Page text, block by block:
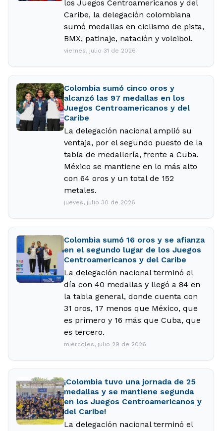
los Juegos Centroamericanos y del
Caribe, la delegación colombiana
sumó medallas en ciclismo de pista,
BMX, patinaje, natación y voleibol.
viernes, julio 31 de 2026
Colombia sumó cinco oros y
alcanzó las 97 medallas en los
Juegos Centroamericanos y del
Caribe
La delegación nacional amplió su
ventaja, por el segundo puesto de la
tabla de medallería, frente a Cuba.
México se mantiene en lo más alto
con 64 oros y un total de 152
metales.
jueves, julio 30 de 2026
Colombia sumó 16 oros y se afianza
en el segundo lugar de los Juegos
Centroamericanos y del Caribe
La delegación nacional terminó el
día con 40 medallas y llegó a 84 en
la tabla general, donde cuenta con
31 oros, 17 menos que México, que
es primero y 16 más que Cuba, que
es tercero.
miércoles, julio 29 de 2026
¡Colombia tuvo una jornada de 25
medallas y se mantiene segunda
en los Juegos Centroamericanos y
del Caribe!
La delegación nacional terminó el